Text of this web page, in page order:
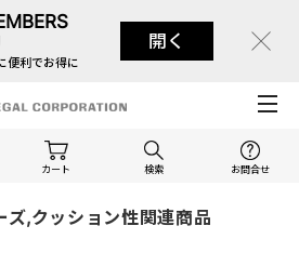
便利でお得に
開く
カート 検索 お問合せ
ズ,クッション性関連商品